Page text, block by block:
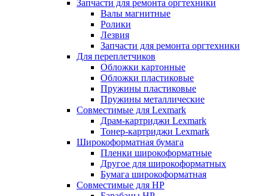
Запчасти для ремонта оргтехники
Валы магнитные
Ролики
Лезвия
Запчасти для ремонта оргтехники
Для переплетчиков
Обложки картонные
Обложки пластиковые
Пружины пластиковые
Пружины металлические
Совместимые для Lexmark
Драм-картриджи Lexmark
Тонер-картриджи Lexmark
Широкоформатная бумага
Пленки широкоформатные
Другое для широкоформатных
Бумага широкоформатная
Совместимые для HP